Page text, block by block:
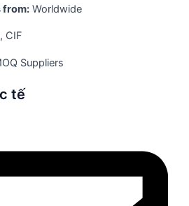
from: Worldwide
CIF
Suppliers
tế